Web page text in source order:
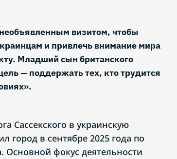
визитом, чтобы
и привлечь внимание мира
Младший сын британского
— поддержать тех, кто трудится
Сассекского в украинскую
город в сентябре 2025 года по
Основной фокус деятельности